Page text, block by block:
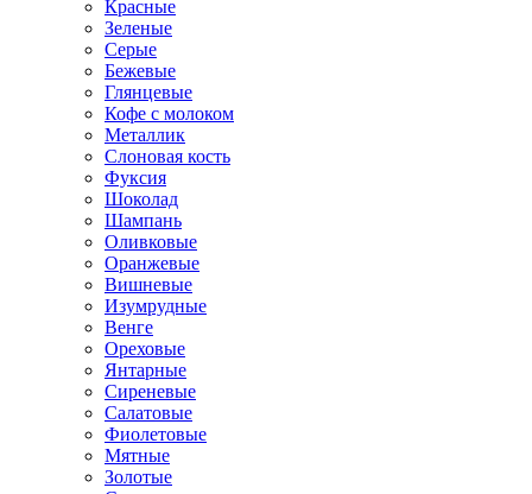
Красные
Зеленые
Серые
Бежевые
Глянцевые
Кофе с молоком
Металлик
Слоновая кость
Фуксия
Шоколад
Шампань
Оливковые
Оранжевые
Вишневые
Изумрудные
Венге
Ореховые
Янтарные
Сиреневые
Салатовые
Фиолетовые
Мятные
Золотые